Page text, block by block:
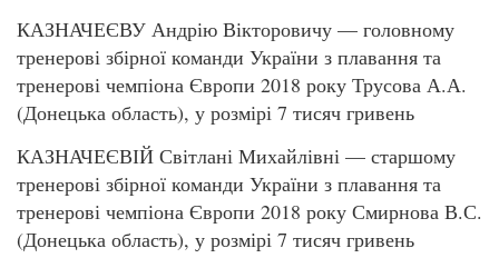
КАЗНАЧЕЄВУ Андрію Вікторовичу — головному
тренерові збірної команди України з плавання та
тренерові чемпіона Європи 2018 року Трусова А.А.
(Донецька область), у розмірі 7 тисяч гривень
КАЗНАЧЕЄВІЙ Світлані Михайлівні — старшому
тренерові збірної команди України з плавання та
тренерові чемпіона Європи 2018 року Смирнова В.С.
(Донецька область), у розмірі 7 тисяч гривень